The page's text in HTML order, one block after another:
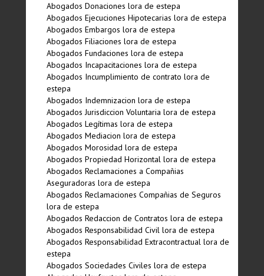
Abogados Donaciones lora de estepa
Abogados Ejecuciones Hipotecarias lora de estepa
Abogados Embargos lora de estepa
Abogados Filiaciones lora de estepa
Abogados Fundaciones lora de estepa
Abogados Incapacitaciones lora de estepa
Abogados Incumplimiento de contrato lora de
estepa
Abogados Indemnizacion lora de estepa
Abogados Jurisdiccion Voluntaria lora de estepa
Abogados Legí­timas lora de estepa
Abogados Mediacion lora de estepa
Abogados Morosidad lora de estepa
Abogados Propiedad Horizontal lora de estepa
Abogados Reclamaciones a Compañias
Aseguradoras lora de estepa
Abogados Reclamaciones Compañias de Seguros
lora de estepa
Abogados Redaccion de Contratos lora de estepa
Abogados Responsabilidad Civil lora de estepa
Abogados Responsabilidad Extracontractual lora de
estepa
Abogados Sociedades Civiles lora de estepa